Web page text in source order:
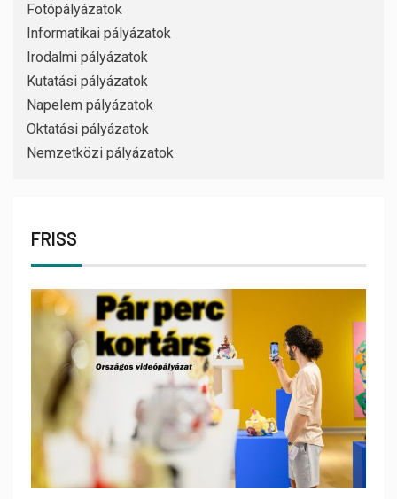
Fotópályázatok
Informatikai pályázatok
Irodalmi pályázatok
Kutatási pályázatok
Napelem pályázatok
Oktatási pályázatok
Nemzetközi pályázatok
FRISS